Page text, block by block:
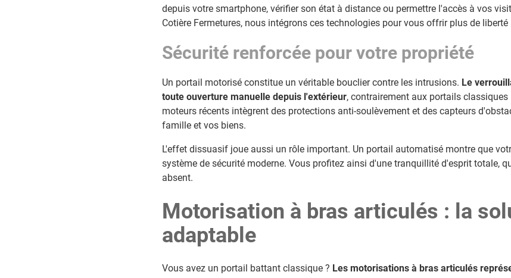
depuis votre smartphone, vérifier son état à distance ou permettre l'accès à vos
Cotière Fermetures, nous intégrons ces technologies pour vous offrir plus de
Sécurité renforcée pour votre propriété
Un portail motorisé constitue un véritable bouclier contre les intrusions. Le
toute ouverture manuelle depuis l'extérieur, contrairement aux portails
moteurs récents intègrent des protections anti-soulèvement et des capteurs
famille et vos biens.
L'effet dissuasif joue aussi un rôle important. Un portail automatisé montre que
système de sécurité moderne. Vous profitez ainsi d'une tranquillité d'esprit totale,
absent.
Motorisation à bras articulés : la
adaptable
Vous avez un portail battant classique ? Les motorisations à bras articulés